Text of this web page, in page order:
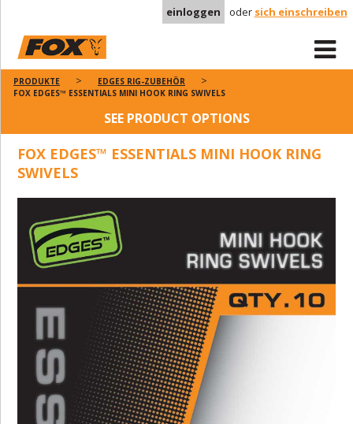
einloggen oder sich einschreiben
PRODUKTE
EDGES RIG-ZUBEHÖR
FOX EDGES™ ESSENTIALS MINI HOOK RING SWIVELS
SEE PRODUCT OPTIONS
FOX EDGES™ ESSENTIALS MINI HOOK RING
SWIVELS